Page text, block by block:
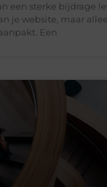
een sterke bijdrage
je website, maar
Een